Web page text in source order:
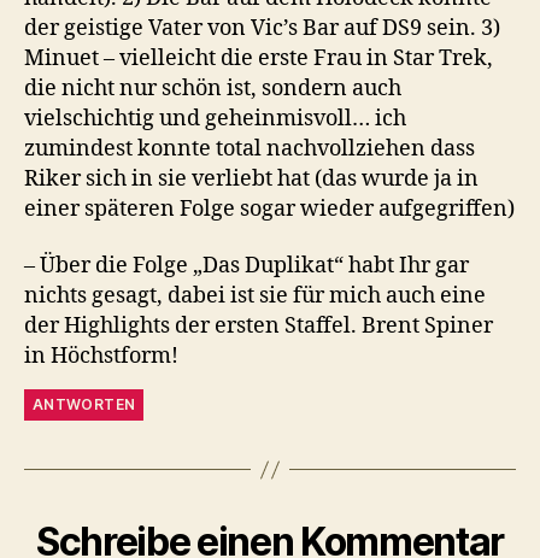
der geistige Vater von Vic’s Bar auf DS9 sein. 3)
Minuet – vielleicht die erste Frau in Star Trek,
die nicht nur schön ist, sondern auch
vielschichtig und geheinmisvoll… ich
zumindest konnte total nachvollziehen dass
Riker sich in sie verliebt hat (das wurde ja in
einer späteren Folge sogar wieder aufgegriffen)
– Über die Folge „Das Duplikat“ habt Ihr gar
nichts gesagt, dabei ist sie für mich auch eine
der Highlights der ersten Staffel. Brent Spiner
in Höchstform!
ANTWORTEN
Schreibe einen Kommentar